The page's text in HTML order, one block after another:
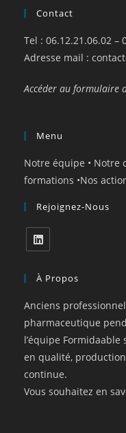
Contact
Tel : 06.12.21.06.02 –
Adresse mail :
Accéder au formulaire
Menu
Notre équipe • Notre
formations •Nos
Rejoignez-Nous
À Propos
Anciens
pharmaceutique
l’équipe
en qualité,
continue.
Vous souhaitez en